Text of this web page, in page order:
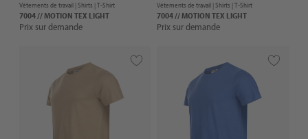
Vêtements de travail |Shirts | T-Shirt
7004 // MOTION TEX LIGHT
Prix sur demande
Vêtements de travail |Shirts | T-Shirt
7004 // MOTION TEX LIGHT
Prix sur demande